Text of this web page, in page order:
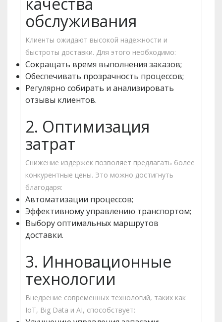
обслуживания
Клиенты ожидают высокой надежности и
быстроты доставки. Для этого необходимо:
Сокращать время выполнения заказов;
Обеспечивать прозрачность процессов;
Регулярно собирать и анализировать
отзывы клиентов.
2. Оптимизация
затрат
Снижение издержек позволяет предлагать более
конкурентные цены. Это можно достигнуть
благодаря:
Автоматизации процессов;
Эффективному управлению транспортом;
Выбору оптимальных маршрутов
доставки.
3. Инновационные
технологии
Внедрение современных технологий, таких как
IoT, Big Data и AI, способствует: